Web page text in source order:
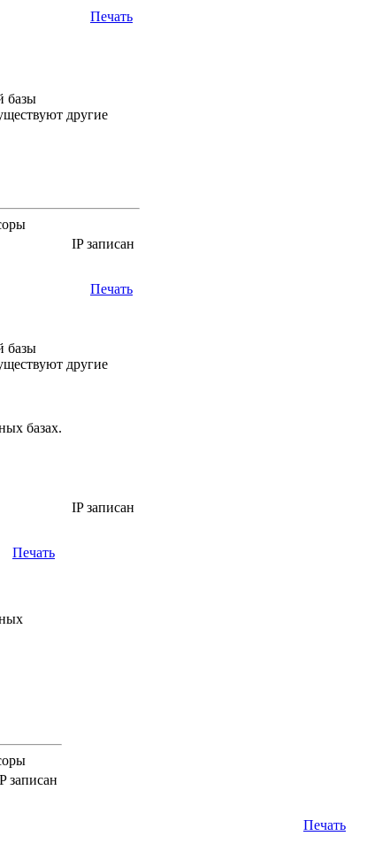
Печать
базы
другие
IP записан
Печать
базы
другие
базах.
IP записан
Печать
записан
Печать